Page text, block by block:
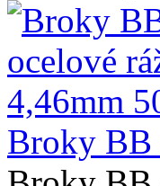
Broky BB